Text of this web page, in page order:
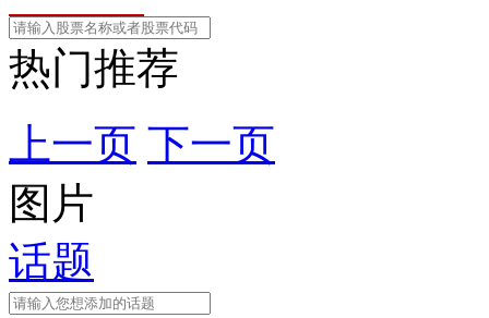
热门推荐
上一页 下一页
图片
话题